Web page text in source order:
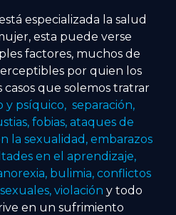
especializada la salud
esta puede verse
factores, muchos de
por quien los
que solemos tratrar
y psíquico, separación,
fobias, ataques de
la sexualidad, embarazos
en el aprendizaje,
bulimia, conflictos
violación y todo
en un sufrimiento